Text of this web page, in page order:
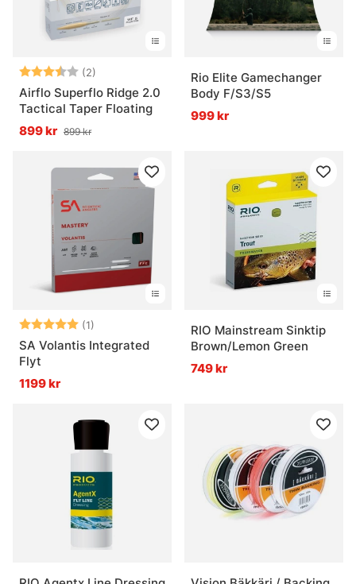
Betyg: (2)
3.5 utav 5 stjärnor
Airflo Superflo Ridge 2.0
Tactical Taper Floating
899 kr 899 kr
Rio Elite Gamechanger
Body F/S3/S5
999 kr
Betyg: (1)
5.0 utav 5 stjärnor
SA Volantis Integrated
Flyt
1199 kr
RIO Mainstream Sinktip
Brown/Lemon Green
749 kr